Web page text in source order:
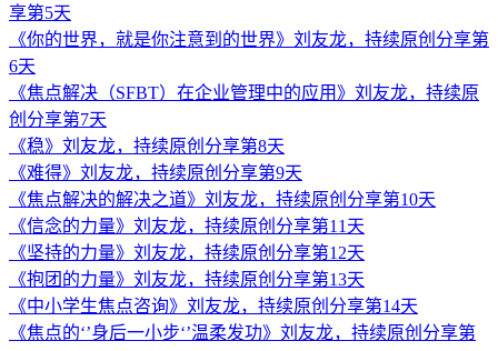
享第5天
《你的世界，就是你注意到的世界》刘友龙，持续原创分享第
6天
《焦点解决（SFBT）在企业管理中的应用》刘友龙，持续原
创分享第7天
《稳》刘友龙，持续原创分享第8天
《难得》刘友龙，持续原创分享第9天
《焦点解决的解决之道》刘友龙，持续原创分享第10天
《信念的力量》刘友龙，持续原创分享第11天
《坚持的力量》刘友龙，持续原创分享第12天
《抱团的力量》刘友龙，持续原创分享第13天
《中小学生焦点咨询》刘友龙，持续原创分享第14天
《焦点的‘’身后一小步‘’温柔发功》刘友龙，持续原创分享第